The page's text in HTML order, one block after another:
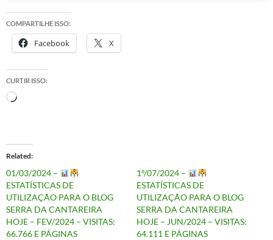
COMPARTILHE ISSO:
Facebook X
CURTIR ISSO:
Carregando...
Related
01/03/2024 –
ESTATÍSTICAS DE
UTILIZAÇÃO PARA O BLOG
SERRA DA CANTAREIRA
HOJE – FEV/2024 – VISITAS:
66.766 E PÁGINAS
1º/07/2024 –
ESTATÍSTICAS DE
UTILIZAÇÃO PARA O BLOG
SERRA DA CANTAREIRA
HOJE – JUN/2024 – VISITAS:
64.111 E PÁGINAS